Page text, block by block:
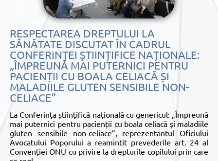
RESPECTAREA DREPTULUI LA
SĂNĂTATE DISCUTAT ÎN CADRUL
CONFERINȚEI ȘTIINȚIFICE NAȚIONALE:
„ÎMPREUNĂ MAI PUTERNICI PENTRU
PACIENȚII CU BOALA CELIACĂ ȘI
MALADIILE GLUTEN SENSIBILE NON-
CELIACE”
La Conferința științifică națională cu genericul: „Împreună
mai puternici pentru pacienții cu boala celiacă și maladiile
gluten sensibile non-celiace”, reprezentantul Oficiului
Avocatului Poporului a reamintit prevederile art. 24 al
Convenției ONU cu privire la drepturile copilului prin care